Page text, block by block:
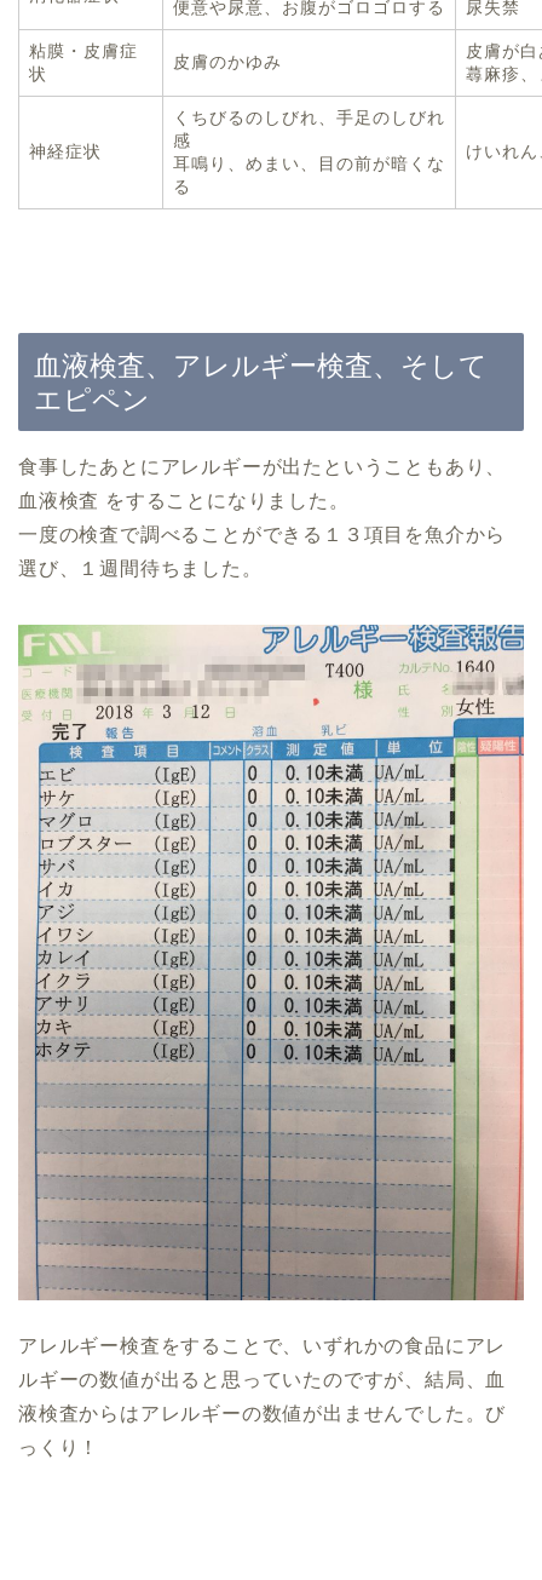
便意や尿意、お腹がゴロゴロする 尿失禁
粘膜・皮膚症
状
皮膚のかゆみ
皮膚が
蕁麻疹
神経症状
くちびるのしびれ、手足のしびれ
感
耳鳴り、めまい、目の前が暗くな
る
けいれ
血液検査、アレルギー検査、そして
エピペン
食事したあとにアレルギーが出たということもあり、
血液検査 をすることになりました。
一度の検査で調べることができる１３項目を魚介から
選び、１週間待ちました。
アレルギー検査をすることで、いずれかの食品にアレ
ルギーの数値が出ると思っていたのですが、結局、血
液検査からはアレルギーの数値が出ませんでした。び
っくり！